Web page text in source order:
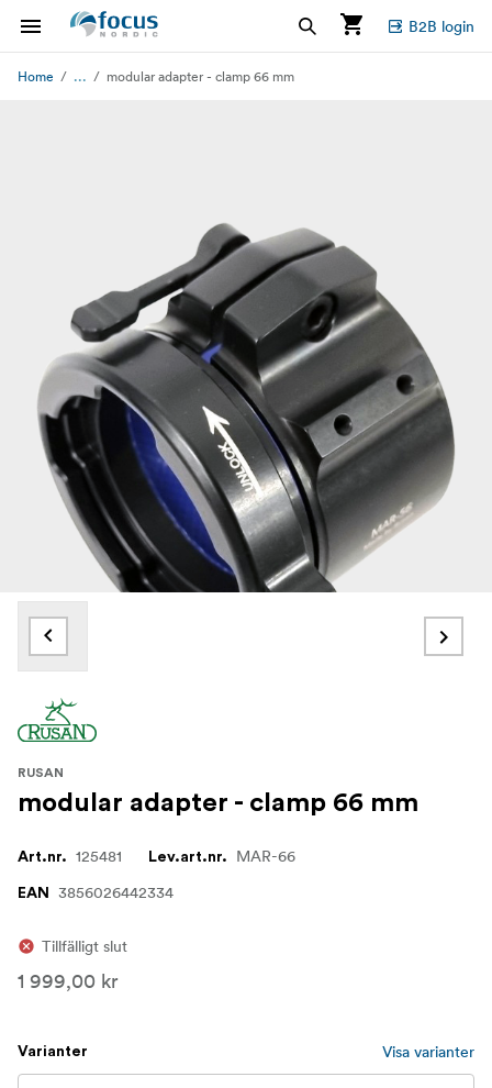
B2B login
Home ... modular adapter - clamp 66 mm
RUSAN
modular adapter - clamp 66 mm
Art.nr. 125481 Lev.art.nr. MAR-66
EAN 3856026442334
Tillfälligt slut
1 999,00 kr
Varianter Visa varianter